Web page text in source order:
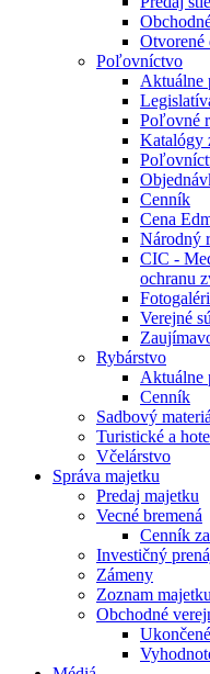
Otvorené
Poľovníctvo
Aktuálne
Poľovné
Katalógy
Cenník
Cena
Národný
CIC -
ochranu
Verejné
Rybárstvo
Aktuálne
Cenník
Sadbový
Turistické a
Včelárstvo
Správa majetku
Predaj majetku
Vecné bremená
Cenník
Investičný
Zámeny
Zoznam
Obchodné
Ukončené